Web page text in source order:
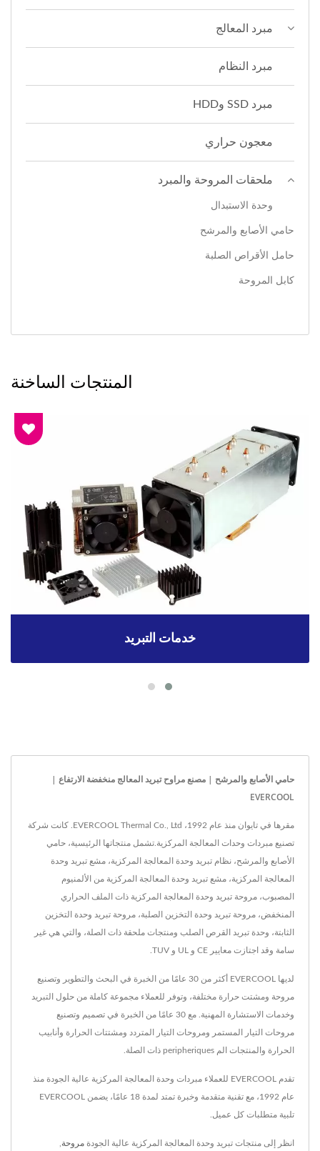
مبرد المعالج
مبرد النظام
مبرد SSD وHDD
معجون حراري
ملحقات المروحة والمبرد
وحدة الاستبدال
حامي الأصابع والمرشح
حامل الأقراص الصلبة
كابل المروحة
المنتجات الساخنة
خدمات التبريد
حامي الأصابع والمرشح | مصنع مراوح تبريد المعالج منخفضة الارتفاع |
EVERCOOL
مقرها في تايوان منذ عام 1992، EVERCOOL Thermal Co., Ltd. كانت شركة
تصنيع مبردات وحدات المعالجة المركزية.تشمل منتجاتها الرئيسية، حامي
الأصابع والمرشح، نظام تبريد وحدة المعالجة المركزية، مشع تبريد وحدة
المعالجة المركزية، مشع تبريد وحدة المعالجة المركزية من الألمنيوم
المصبوب، مروحة تبريد وحدة المعالجة المركزية ذات الملف الحراري
المنخفض، مروحة تبريد وحدة التخزين الصلبة، مروحة تبريد وحدة التخزين
الثابتة، وحدة تبريد القرص الصلب ومنتجات ملحقة ذات الصلة، والتي هي غير
سامة وقد اجتازت معايير CE و UL و TUV.
لديها EVERCOOL أكثر من 30 عامًا من الخبرة في البحث والتطوير وتصنيع
مروحة ومشتت حرارة مختلفة، وتوفر للعملاء مجموعة كاملة من حلول التبريد
وخدمات الاستشارة المهنية. مع 30 عامًا من الخبرة في تصميم وتصنيع
مروحات التيار المستمر ومروحات التيار المتردد ومشتتات الحرارة وأنابيب
الحرارة والمنتجات الم peripheriques ذات الصلة.
تقدم EVERCOOL للعملاء مبردات وحدة المعالجة المركزية عالية الجودة منذ
عام 1992، مع تقنية متقدمة وخبرة تمتد لمدة 18 عامًا، يضمن EVERCOOL
تلبية متطلبات كل عميل.
انظر إلى منتجات تبريد وحدة المعالجة المركزية عالية الجودة مروحة